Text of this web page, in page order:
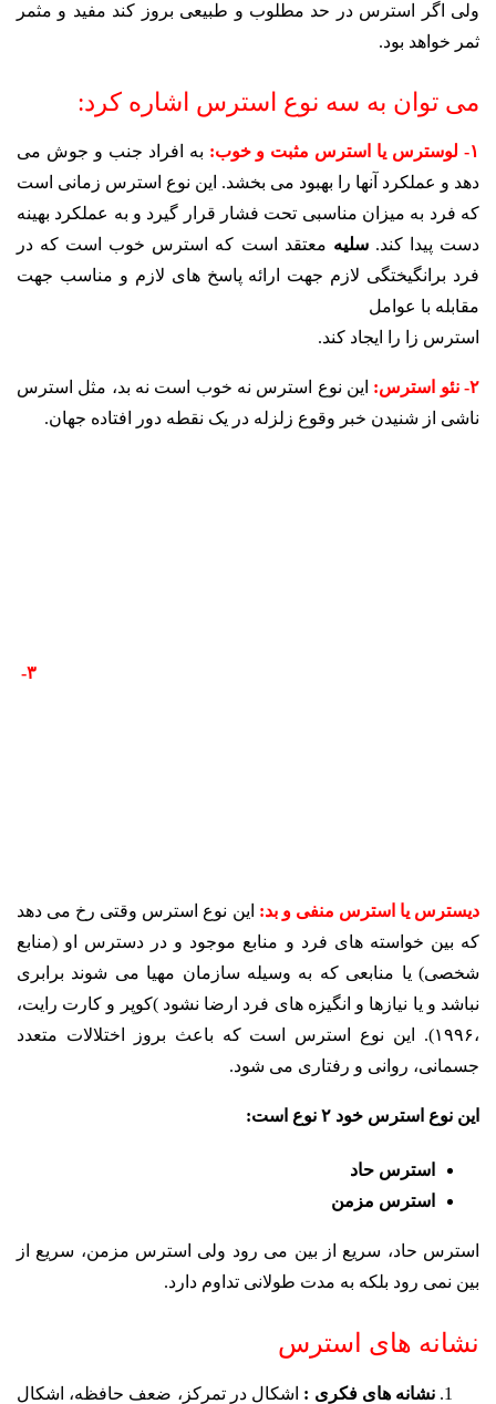
ولی اگر استرس در حد مطلوب و طبیعی بروز کند مفید و مثمر
ثمر خواهد بود.
می توان به سه نوع استرس اشاره کرد:
۱- لوسترس یا استرس مثبت و خوب : به افراد جنب و جوش می
دهد و عملکرد آنها را بهبود می بخشد. این نوع استرس زمانی است
که فرد به میزان مناسبی تحت فشار قرار گیرد و به عملکرد بهینه
دست پیدا کند.سلیه معتقد است که استرس خوب است که در
فرد برانگیختگی لازم جهت ارائه پاسخ های لازم و مناسب جهت
مقابله با عوامل
استرس زا را ایجاد کند.
۲- نئو استرس:
این نوع استرس نه خوب است نه بد، مثل استرس
ناشی از شنیدن خبر وقوع زلزله در یک نقطه دور افتاده جهان.
۳-
دیسترس یا استرس منفی و بد: این نوع استرس وقتی رخ می دهد
که بین خواسته های فرد و منابع موجود و در دسترس او (منابع
شخصی) یا منابعی که به وسیله سازمان مهیا می شوند برابری
نباشد و یا نیازها و انگیزه های فرد ارضا نشود )کوپر و کارت رایت،
،۱۹۹۶).
این نوع استرس است که باعث بروز اختلالات متعدد
جسمانی، روانی و رفتاری می شود.
این نوع استرس خود ۲ نوع است:
استرس حاد
استرس مزمن
استرس حاد، سریع از بین می رود ولی استرس مزمن، سریع از
بین نمی رود بلکه به مدت طولانی تداوم دارد.
نشانه های استرس
نشانه های فکری : اشکال در تمرکز، ضعف حافظه، اشکال